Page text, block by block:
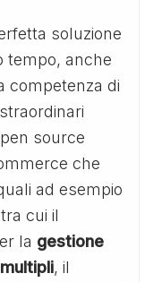
soluzione
tempo, anche
competenza di
source
che
ad esempio
cui il
la gestione
multipli, il